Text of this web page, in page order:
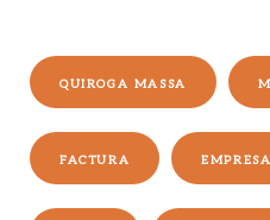
QUIROGA MASSA
FACTURA